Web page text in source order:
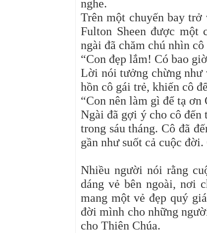
nghe.
Trên một chuyến bay
Fulton Sheen được một
ngài đã chăm chú nhìn
“Con đẹp lắm! Có bao
Lời nói tưởng chừng như
hồn cô gái trẻ, khiến cô
“Con nên làm gì để tạ ơn
Ngài đã gợi ý cho cô đến
trong sáu tháng. Cô đã
gần như suốt cả cuộc
Nhiều người nói rằng
dáng vẻ bên ngoài, nơi
mang một vẻ đẹp quý
đời mình cho những
cho Thiên Chúa.